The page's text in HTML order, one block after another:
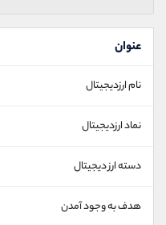
عنوان
نام ارزدیجیتال
نماد ارزدیجیتال
دسته ارز دیجیتال
هدف به وجود آمدن